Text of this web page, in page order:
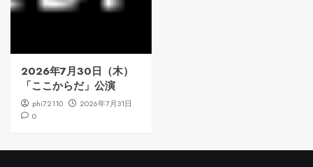
2026年7月30日（木）
「ここからだ」公演
phi72110
2026年7月31日
0